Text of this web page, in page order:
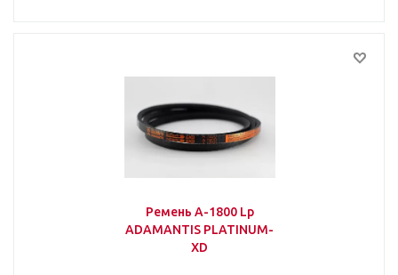
Ремень А-1800 Lp
ADAMANTIS PLATINUM-
XD